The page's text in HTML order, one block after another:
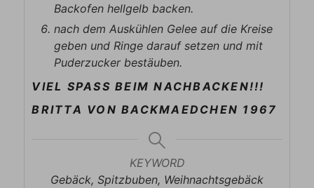
Backofen hellgelb backen.
nach dem Auskühlen Gelee auf die Kreise
geben und Ringe darauf setzen und mit
Puderzucker bestäuben.
VIEL SPASS BEIM NACHBACKEN!!!
BRITTA VON BACKMAEDCHEN 1967
KEYWORD
Gebäck, Spitzbuben, Weihnachtsgebäck